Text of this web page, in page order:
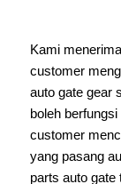
Kami
customer
auto gate gear
boleh
customer
yang pasang
parts auto gate